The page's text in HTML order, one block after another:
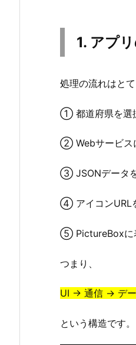
r
で
市
ー
を
理
る
1.
期
1. アプ
処理の流れはと
① 都道府県を選
② Webサービス
③ JSONデータ
④ アイコンURL
⑤ PictureBoxに
つまり、
UI → 通信 → デ
という構造です。